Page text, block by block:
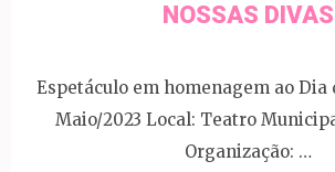
NOSSAS DIVAS
Espetáculo em homenagem ao Dia
Maio/2023 Local: Teatro
Organização: …